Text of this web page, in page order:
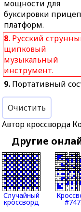
мощности для
буксировки
платформ.
8. Русский
щипковый
музыкальный
инструмент.
9. Портативный
для стратегического
запаса жидкости.
10.Головной убор.
Косметика для
ботинок.
13.Взаимная
перебранка.
14.Хитрый
15.Громкие звуки,
издаваемые
Очистить
Автор кроссворда
Другие
Случайный
кроссворд